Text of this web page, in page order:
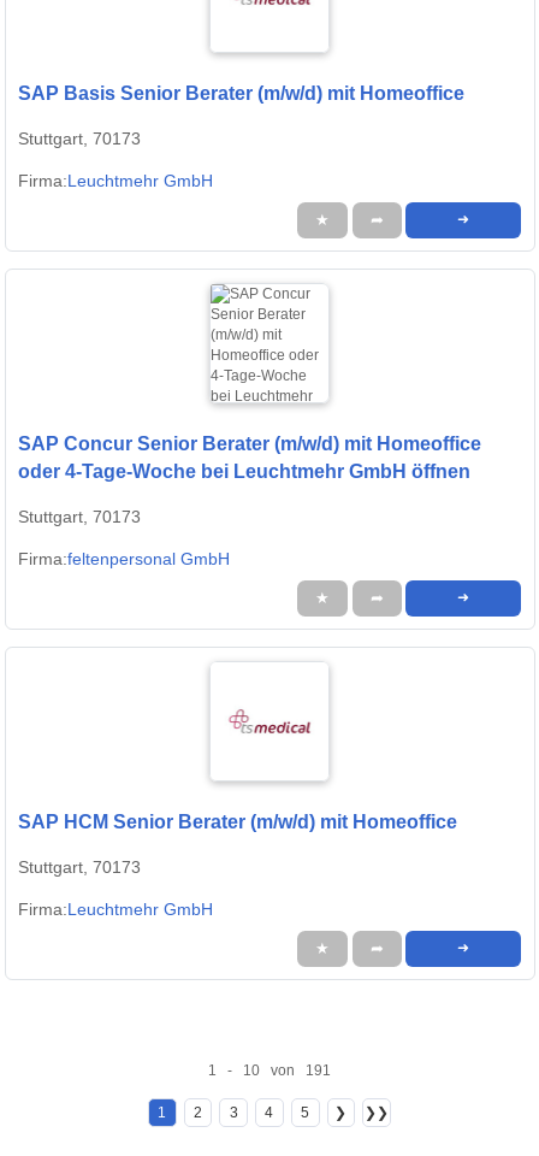
SAP Basis Senior Berater (m/w/d) mit Homeoffice
Stuttgart, 70173
Firma:Leuchtmehr GmbH
★ ➦ ➜
SAP Concur Senior Berater (m/w/d) mit Homeoffice
oder 4-Tage-Woche bei Leuchtmehr GmbH öffnen
Stuttgart, 70173
Firma:feltenpersonal GmbH
★ ➦ ➜
SAP HCM Senior Berater (m/w/d) mit Homeoffice
Stuttgart, 70173
Firma:Leuchtmehr GmbH
★ ➦ ➜
1 - 10 von 191
1 2 3 4 5 ❯ ❯❯